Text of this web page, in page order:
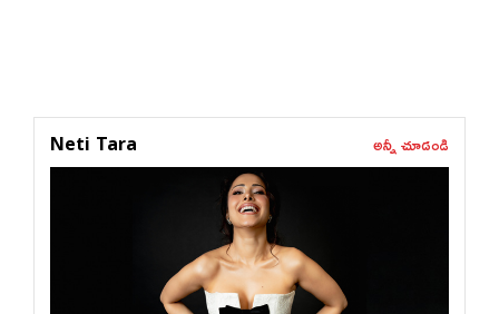
Neti Tara అన్నీ చూడండి